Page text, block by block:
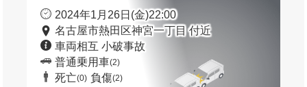
2024年1月26日(金)22:00
名古屋市熱田区神宮一丁目 付近
車両相互 小破事故
普通乗用車(2)
死亡(0) 負傷(2)